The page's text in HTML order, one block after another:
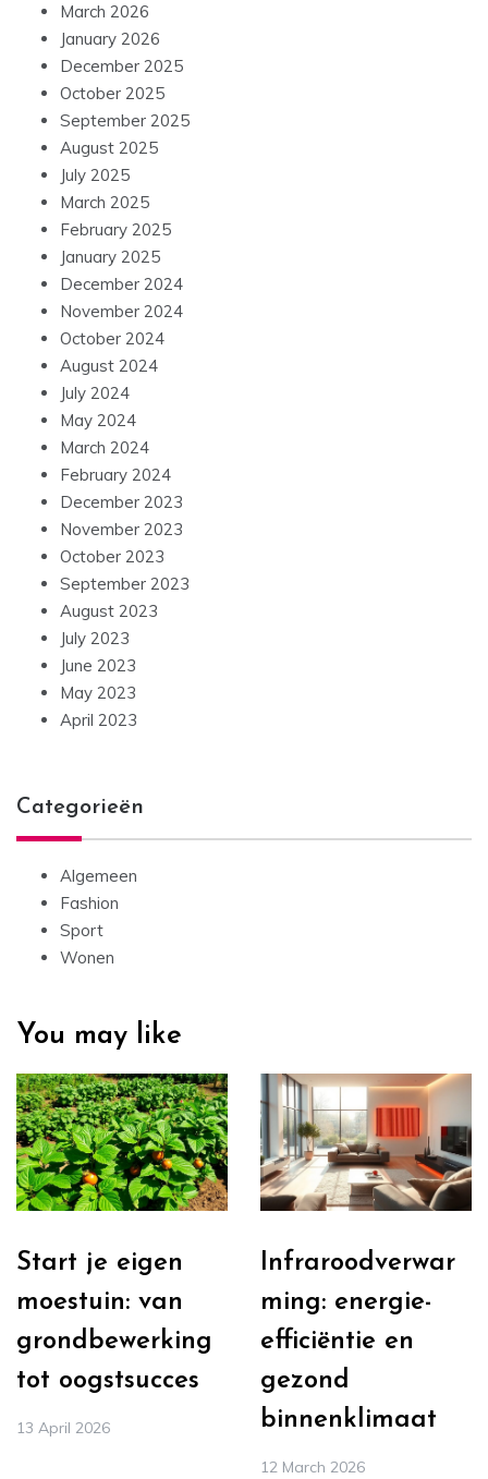
March 2026
January 2026
December 2025
October 2025
September 2025
August 2025
July 2025
March 2025
February 2025
January 2025
December 2024
November 2024
October 2024
August 2024
July 2024
May 2024
March 2024
February 2024
December 2023
November 2023
October 2023
September 2023
August 2023
July 2023
June 2023
May 2023
April 2023
Categorieën
Algemeen
Fashion
Sport
Wonen
You may like
Start je eigen
moestuin: van
grondbewerking
tot oogstsucces
13 April 2026
Infraroodverwar
ming: energie-
efficiëntie en
gezond
binnenklimaat
12 March 2026